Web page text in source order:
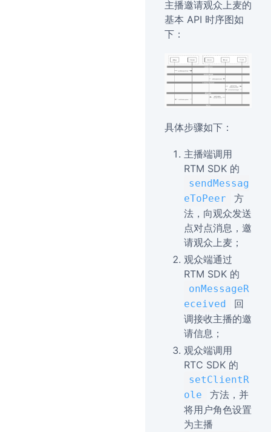
主播邀请观众上麦的
基本 API 时序图如
下：
具体步骤如下：
主播端调用
RTM SDK 的
sendMessag
eToPeer
方
法，向观众发送
点对点消息，邀
请观众上麦；
观众端通过
RTM SDK 的
onMessageR
eceived
回
调接收主播的邀
请信息；
观众端调用
RTC SDK 的
setClientR
ole
方法，并
将用户角色设置
为主播